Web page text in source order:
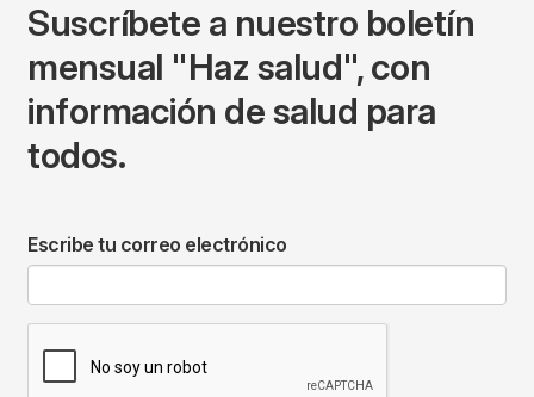
Suscríbete a nuestro boletín
mensual "Haz salud", con
información de salud para
todos.
Escribe tu correo electrónico